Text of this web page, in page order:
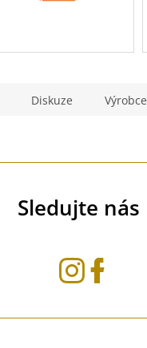
Diskuze Výrobce
Sledujte nás